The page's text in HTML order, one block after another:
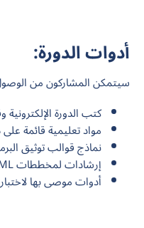
أدوات الدورة:
سيتمكن المشاركون من
كتب الدورة الإلكترونية
مواد تعليمية قائمة
نماذج قوالب توثيق
إرشادات لمخططات UML والإطارات الشبكية
أدوات موصى بها